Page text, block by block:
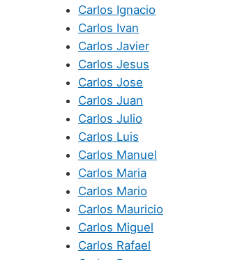
Carlos Ignacio
Carlos Ivan
Carlos Javier
Carlos Jesus
Carlos Jose
Carlos Juan
Carlos Julio
Carlos Luis
Carlos Manuel
Carlos Maria
Carlos Mario
Carlos Mauricio
Carlos Miguel
Carlos Rafael